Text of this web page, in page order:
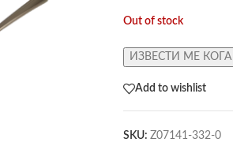
Out of stock
ИЗВЕСТИ МЕ
Add to wishlist
SKU: Z07141-332-0